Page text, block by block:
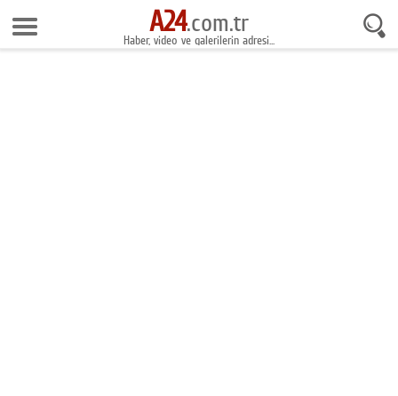
7 Ağustos 2026 9:49:35
Anasayfa
A24.com.tr
Haber, video ve galerilerin adresi...